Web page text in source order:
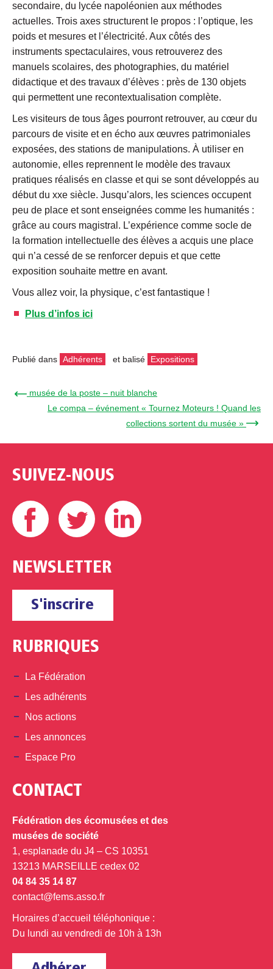
secondaire, du lycée napoléonien aux méthodes
actuelles. Trois axes structurent le propos : l’optique, les
poids et mesures et l’électricité. Aux côtés des
instruments spectaculaires, vous retrouverez des
manuels scolaires, des photographies, du matériel
didactique et des travaux d’élèves : près de 130 objets
qui permettent une recontextualisation complète.
Les visiteurs de tous âges pourront retrouver, au cœur du
parcours de visite et en écho aux œuvres patrimoniales
exposées, des stations de manipulations. À utiliser en
autonomie, elles reprennent le modèle des travaux
pratiques réalisés en classe et qui se sont développés au
début du xxe siècle. Jusqu’alors, les sciences occupent
peu de place et sont enseignées comme les humanités :
grâce au cours magistral. L’expérience comme socle de
la formation intellectuelle des élèves a acquis une place
qui n’a cessé de se renforcer depuis et que cette
exposition souhaite mettre en avant.
Vous allez voir, la physique, c’est fantastique !
Plus d’infos ici
Publié dans Adhérents et balisé Expositions
← musée de la poste – nuit blanche
Le compa – événement « Tournez Moteurs ! Quand les
collections sortent du musée » →
SUIVEZ-NOUS
Facebook Twitter
NEWSLETTER
S'inscrire
RUBRIQUES
La Fédération
Les adhérents
Nos actions
Les annonces
Espace Pro
CONTACT
Fédération des écomusées et des
musées de société
1, esplanade du J4 – CS 10351
13213 MARSEILLE cedex 02
04 84 35 14 87
contact@fems.asso.fr
Horaires d’accueil téléphonique :
Du lundi au vendredi de 10h à 13h